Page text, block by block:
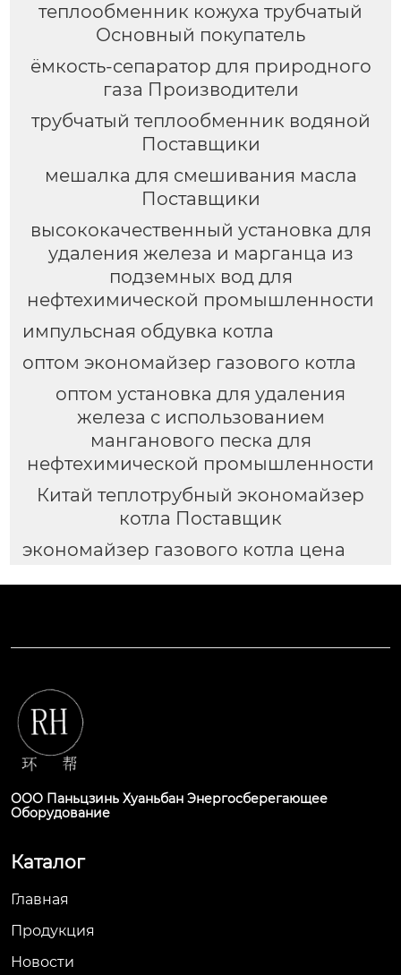
теплообменник кожуха трубчатый
Основный покупатель
ёмкость-сепаратор для природного
газа Производители
трубчатый теплообменник водяной
Поставщики
мешалка для смешивания масла
Поставщики
высококачественный установка для
удаления железа и марганца из
подземных вод для
нефтехимической промышленности
импульсная обдувка котла
оптом экономайзер газового котла
оптом установка для удаления
железа с использованием
манганового песка для
нефтехимической промышленности
Китай теплотрубный экономайзер
котла Поставщик
экономайзер газового котла цена
ООО Паньцзинь Хуаньбан Энергосберегающее
Оборудование
Каталог
Главная
Продукция
Новости